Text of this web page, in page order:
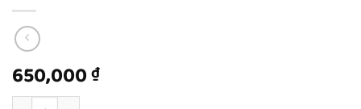
650,000₫